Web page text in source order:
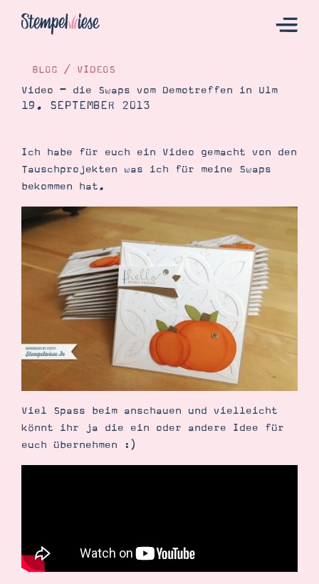
Katalog
Bestellen
Kontakt
Angebote
Demonstrator werden
Blog
Gutscheine
Produkte erklärt
Über Stampin’ Up!
BLOG / VIDEOS
Video – die Swaps vom Demotreffen in Ulm
19. SEPTEMBER 2013
Ich habe für euch ein Video gemacht von den
Tauschprojekten was ich für meine Swaps
bekommen hat.
Viel Spass beim anschauen und vielleicht
könnt ihr ja die ein oder andere Idee für
euch übernehmen :)